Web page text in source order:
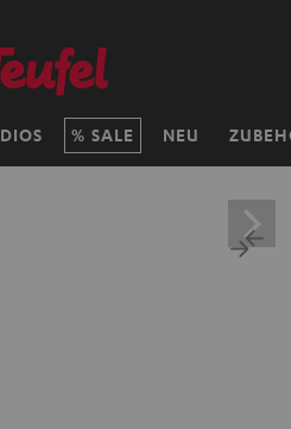
SALE NEU